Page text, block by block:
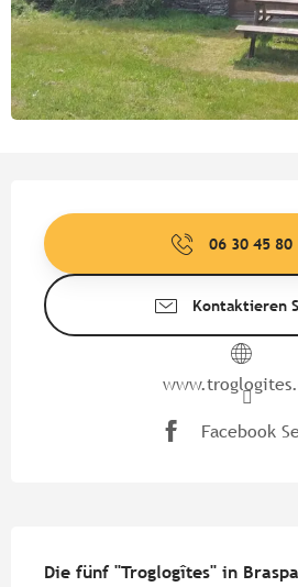
06 30 45 80
Kontaktieren
Facebook
Die fünf "Troglogîtes" in